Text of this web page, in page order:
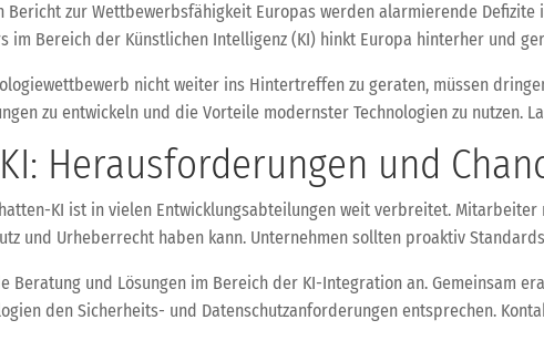
Bericht zur Wettbewerbsfähigkeit Europas werden alarmierende
im Bereich der Künstlichen Intelligenz (KI) hinkt Europa hinterher und
nicht weiter ins Hintertreffen zu geraten, müssen
zu entwickeln und die Vorteile modernster Technologien zu nutzen.
Herausforderungen und
KI ist in vielen Entwicklungsabteilungen weit verbreitet.
und Urheberrecht haben kann. Unternehmen sollten proaktiv
Beratung und Lösungen im Bereich der KI-Integration an. Gemeinsam
den Sicherheits- und Datenschutzanforderungen entsprechen.